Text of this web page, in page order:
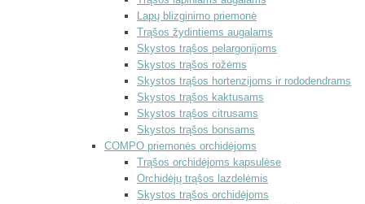
Lapų blizginimo priemonė
Trąšos žydintiems augalams
Skystos trąšos pelargonijoms
Skystos trąšos rožėms
Skystos trąšos hortenzijoms ir rododendrams
Skystos trąšos kaktusams
Skystos trąšos citrusams
Skystos trąšos bonsams
COMPO priemonės orchidėjoms
Trąšos orchidėjoms kapsulėse
Orchidėjų trąšos lazdelėmis
Skystos trąšos orchidėjoms